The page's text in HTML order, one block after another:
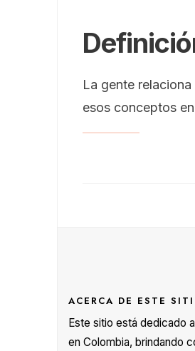
La gente
esos conceptos
ACERCA DE ESTE
Este sitio está dedicado
en Colombia, brindando